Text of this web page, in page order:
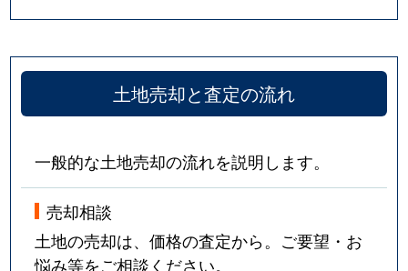
土地売却と査定の流れ
一般的な土地売却の流れを説明します。
売却相談
土地の売却は、価格の査定から。ご要望・お
悩み等をご相談ください。